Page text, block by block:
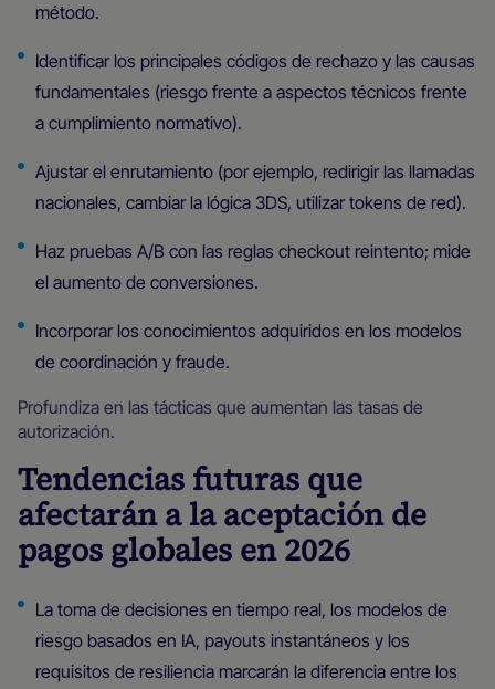
método.
Identificar los principales códigos de rechazo y las causas
fundamentales (riesgo frente a aspectos técnicos frente
a cumplimiento normativo).
Ajustar el enrutamiento (por ejemplo, redirigir las llamadas
nacionales, cambiar la lógica 3DS, utilizar tokens de red).
Haz pruebas A/B con las reglas checkout reintento; mide
el aumento de conversiones.
Incorporar los conocimientos adquiridos en los modelos
de coordinación y fraude.
Profundiza en las tácticas que aumentan las tasas de
autorización.
Tendencias futuras que
afectarán a la aceptación de
pagos globales en 2026
La toma de decisiones en tiempo real, los modelos de
riesgo basados en IA, payouts instantáneos y los
requisitos de resiliencia marcarán la diferencia entre los